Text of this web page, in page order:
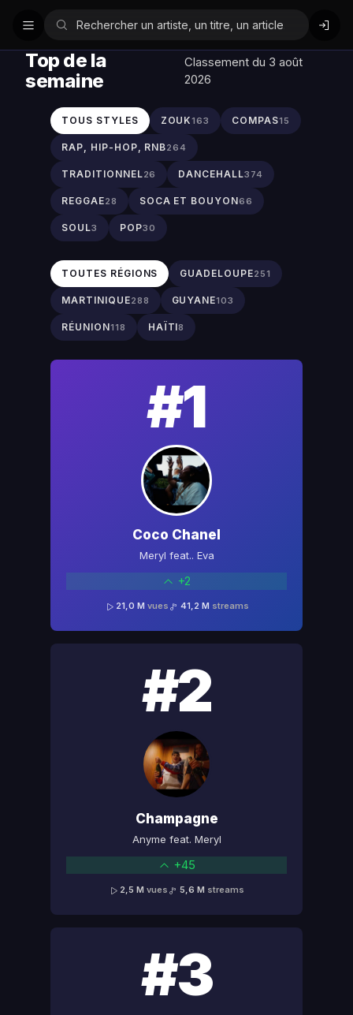
Top de la
semaine
Classement du 3 août
2026
TOUS STYLES ZOUK163 COMPAS15
RAP, HIP-HOP, RNB264
TRADITIONNEL26 DANCEHALL374
REGGAE28 SOCA ET BOUYON66
SOUL3 POP30
TOUTES RÉGIONS GUADELOUPE251
MARTINIQUE288 GUYANE103
RÉUNION118 HAÏTI8
#2
Champagne
Anyme feat. Meryl
+45
2,5 M vues 5,6 M streams
#1
Coco Chanel
Meryl feat.. Eva
+2
21,0 M vues 41,2 M streams
#3